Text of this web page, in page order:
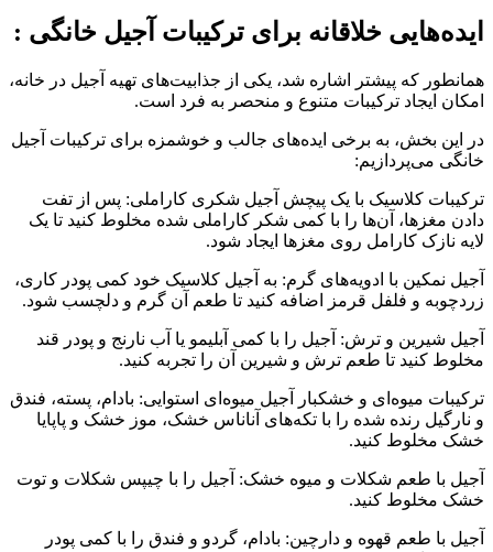
ایده‌هایی خلاقانه برای ترکیبات آجیل خانگی :
همانطور که پیشتر اشاره شد، یکی از جذابیت‌های تهیه آجیل در خانه،
امکان ایجاد ترکیبات متنوع و منحصر به فرد است.
در این بخش، به برخی ایده‌های جالب و خوشمزه برای ترکیبات آجیل
خانگی می‌پردازیم:
ترکیبات کلاسیک با یک پیچش آجیل شکری کاراملی: پس از تفت
دادن مغزها، آن‌ها را با کمی شکر کاراملی شده مخلوط کنید تا یک
لایه نازک کارامل روی مغزها ایجاد شود.
آجیل نمکین با ادویه‌های گرم: به آجیل کلاسیک خود کمی پودر کاری،
زردچوبه و فلفل قرمز اضافه کنید تا طعم آن گرم و دلچسب شود.
آجیل شیرین و ترش: آجیل را با کمی آبلیمو یا آب نارنج و پودر قند
مخلوط کنید تا طعم ترش و شیرین آن را تجربه کنید.
ترکیبات میوه‌ای و خشکبار آجیل میوه‌ای استوایی: بادام، پسته، فندق
و نارگیل رنده شده را با تکه‌های آناناس خشک، موز خشک و پاپایا
خشک مخلوط کنید.
آجیل با طعم شکلات و میوه خشک: آجیل را با چیپس شکلات و توت
خشک مخلوط کنید.
آجیل با طعم قهوه و دارچین: بادام، گردو و فندق را با کمی پودر